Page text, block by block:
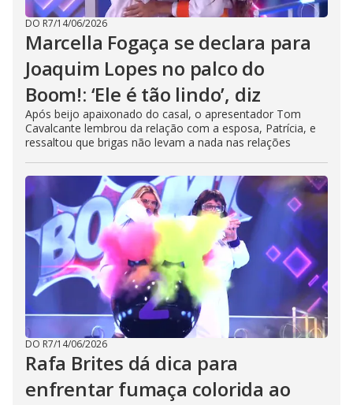
DO R7/14/06/2026
Marcella Fogaça se declara para
Joaquim Lopes no palco do
Boom!: ‘Ele é tão lindo’, diz
Após beijo apaixonado do casal, o apresentador Tom
Cavalcante lembrou da relação com a esposa, Patrícia, e
ressaltou que brigas não levam a nada nas relações
DO R7/14/06/2026
Rafa Brites dá dica para
enfrentar fumaça colorida ao